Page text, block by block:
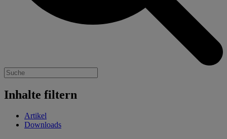
Inhalte filtern
Artikel
Downloads